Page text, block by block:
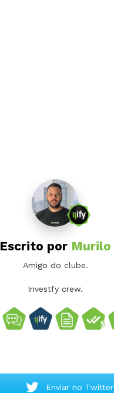
Escrito por Murilo
Amigo do clube.
Investfy crew.
Enviar no Twitter